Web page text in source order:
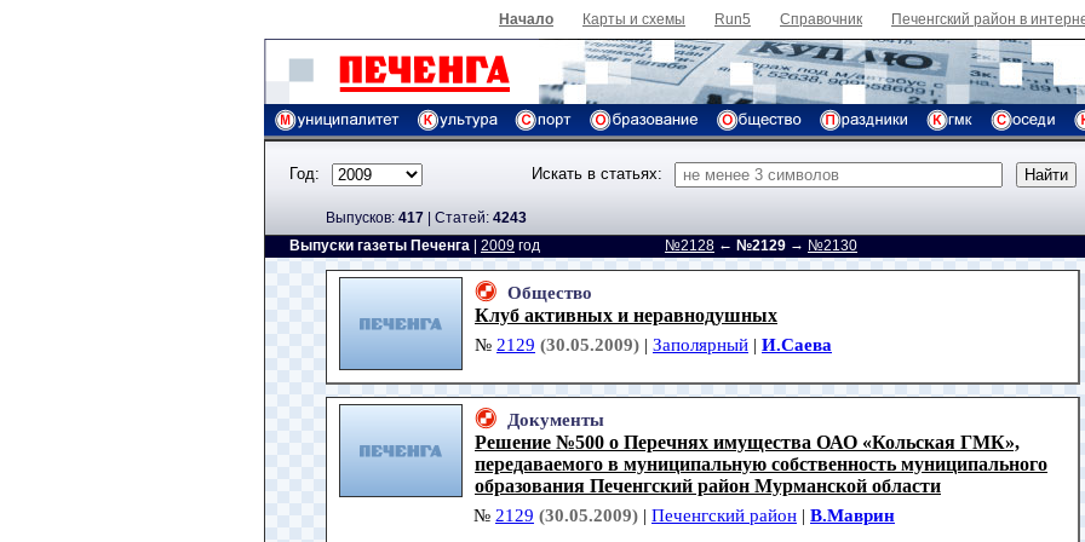
Начало Карты и схемы Run5 Справочник Печенгский район в
Год: Искать в статьях:
Выпусков: 417 | Cтатей: 4243
Выпуски газеты Печенга
2009 год №2128 ← №2129 → №2130
Общество
Клуб активных и неравнодушных
№ 2129 (30.05.2009) | Заполярный | И.Саева
Документы
Решение №500 о Перечнях имущества ОАО «Кольская ГМК»,
передаваемого в муниципальную собственность муниципального
образования Печенгский район Мурманской области
№ 2129 (30.05.2009) | Печенгский район | В.Маврин